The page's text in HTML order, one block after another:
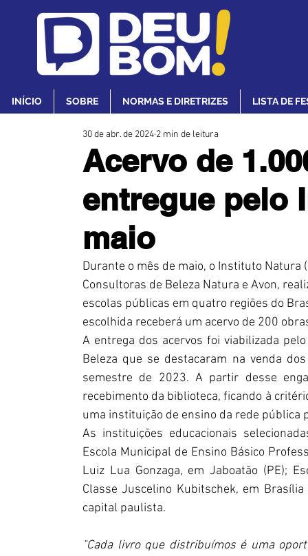
INÍCIO SOBRE NORMAS E DIRETRIZES LISTA DE
Acervo de
entregue pelo
maio
30 de abr. de 2024 2 min de leitura
Durante o mês de maio, o Instituto Natura
Consultoras de Beleza Natura e Avon,
escolas públicas em quatro regiões do
escolhida receberá um acervo de 200
A entrega dos acervos foi viabilizada
Beleza que se destacaram na venda
semestre de 2023. A partir desse
recebimento da biblioteca, ficando à
uma instituição de ensino da rede pública
As instituições educacionais
Escola Municipal de Ensino Básico
Luiz Lua Gonzaga, em Jaboatão (PE);
Classe Juscelino Kubitschek, em
capital paulista.
"Cada livro que distribuímos é uma